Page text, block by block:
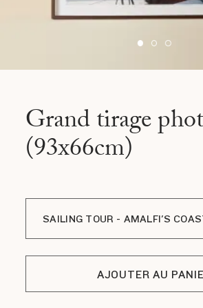
Grand tirage
(93x66cm)
SAILING TOUR - AMALFI'S
SUSPENDUE À LA DRISSE DE
AJOUTER AU